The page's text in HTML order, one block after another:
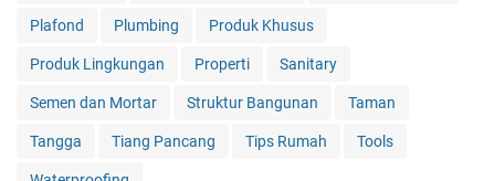
Plafond Plumbing Produk Khusus
Produk Lingkungan Properti Sanitary
Semen dan Mortar Struktur Bangunan Taman
Tangga Tiang Pancang Tips Rumah Tools